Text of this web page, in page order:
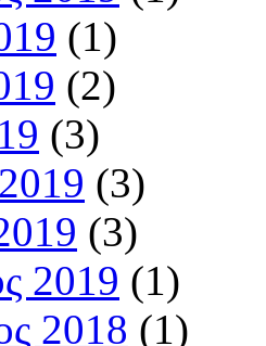
(1)
(2)
(3)
(3)
(3)
2019 (1)
2018 (1)